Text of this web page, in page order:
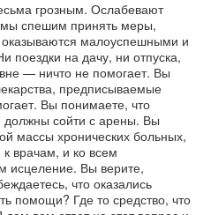
грозным. Ослабевают
спешим принять меры,
малоуспешными и
поездки на дачу, ни отпуска,
— ничто не помогает. Вы
предписываемые
Вы понимаете, что
должны сойти с арены. Вы
массы хронических больных,
врачам, и ко всем
Вы верите,
что оказались
помощи? Где то средство, что